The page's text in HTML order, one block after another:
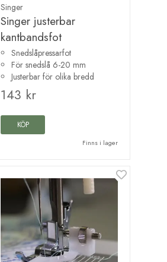
Singer
Singer justerbar
kantbandsfot
Snedslåpressarfot
För snedslå 6-20 mm
Justerbar för olika bredd
143 kr
KÖP
Finns i lager